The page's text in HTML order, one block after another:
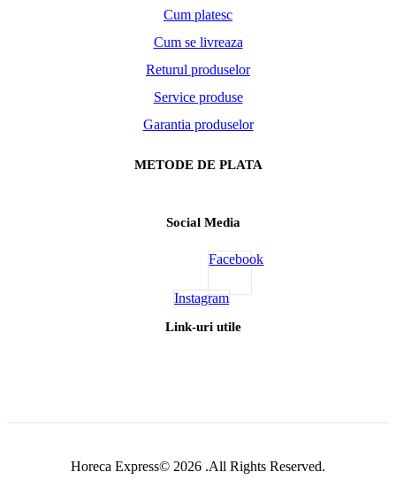
Cum platesc
Cum se livreaza
Returul produselor
Service produse
Garantia produselor
METODE DE PLATA
Social Media
Facebook
Instagram
Link-uri utile
Horeca Express© 2026 .All Rights Reserved.